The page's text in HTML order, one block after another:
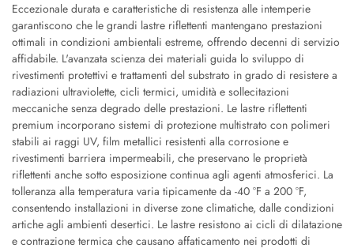
Eccezionale durata e caratteristiche di resistenza alle intemperie
garantiscono che le grandi lastre riflettenti mantengano prestazioni
ottimali in condizioni ambientali estreme, offrendo decenni di servizio
affidabile. L'avanzata scienza dei materiali guida lo sviluppo di
rivestimenti protettivi e trattamenti del substrato in grado di resistere a
radiazioni ultraviolette, cicli termici, umidità e sollecitazioni
meccaniche senza degrado delle prestazioni. Le lastre riflettenti
premium incorporano sistemi di protezione multistrato con polimeri
stabili ai raggi UV, film metallici resistenti alla corrosione e
rivestimenti barriera impermeabili, che preservano le proprietà
riflettenti anche sotto esposizione continua agli agenti atmosferici. La
tolleranza alla temperatura varia tipicamente da -40 °F a 200 °F,
consentendo installazioni in diverse zone climatiche, dalle condizioni
artiche agli ambienti desertici. Le lastre resistono ai cicli di dilatazione
e contrazione termica che causano affaticamento nei prodotti di